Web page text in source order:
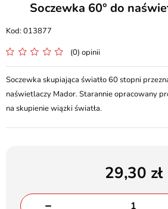
Soczewka 60° do
013877
(0) opinii
Soczewka skupiająca światło 60 stopni
naświetlaczy Mador. Starannie opracowany
na skupienie wiązki światła.
29,30